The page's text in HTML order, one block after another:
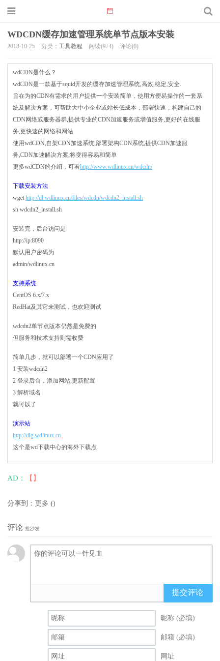
WDCDN缓存加速管理系统单节点版本安装
2018-10-25 分类： 工具教程 阅读(974) 评论(0)
wdCDN是什么？
wdCDN是一款基于squid开发的缓存加速管理系统,高效,稳定,安全.
旨在为的CDN有需求的用户提供一个安装简单，使用方便易操作的一套系
统及解决方案，可帮助大中小企业或站长低成本，部署快速，构建自己的
CDN网络或服务器群,提供专业的CDN加速服务或增值服务,更好的在线服
务,更快速的网络和网站.
使用wdCDN,自架CDN加速系统,部署架构CDN系统,提供CDN加速服
务,CDN加速解决方案,将变得容易和简单
更多wdCDN的介绍，可看http://www.wdlinux.cn/wdcdn/
下载安装方法
wget http://dl.wdlinux.cn/files/wdcdn/wdcdn2_install.sh
sh wdcdn2_install.sh
安装完，后台访问是
http://ip:8090
默认用户密码为
admin/wdlinux.cn
支持系统
CentOS 6.x/7.x
RedHat及其它未测试，也欢迎测试
wdcdn2单节点版本仍然是免费的
但服务和技术支持则需收费
简单几步，就可以部署一个CDN应用了
1 安装wdcdn2
2 登录后台，添加网站,更新配置
3 解析域名
就可以了
演示站
http://dlg.wdlinux.cn
这个是wd下载中心的海外下载点
AD： 【】
分享到： 更多 ()
评论 抢沙发
提交评论
昵称 (必填)
邮箱 (必填)
网址